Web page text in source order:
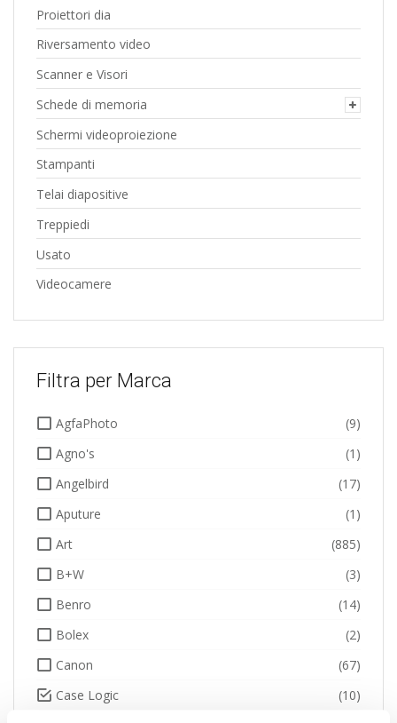
Proiettori dia
Riversamento video
Scanner e Visori
Schede di memoria
Schermi videoproiezione
Stampanti
Telai diapositive
Treppiedi
Usato
Videocamere
Filtra per Marca
AgfaPhoto
(9)
Agno's
(1)
Angelbird
(17)
Aputure
(1)
Art
(885)
B+W
(3)
Benro
(14)
Bolex
(2)
Canon
(67)
Case Logic
(10)